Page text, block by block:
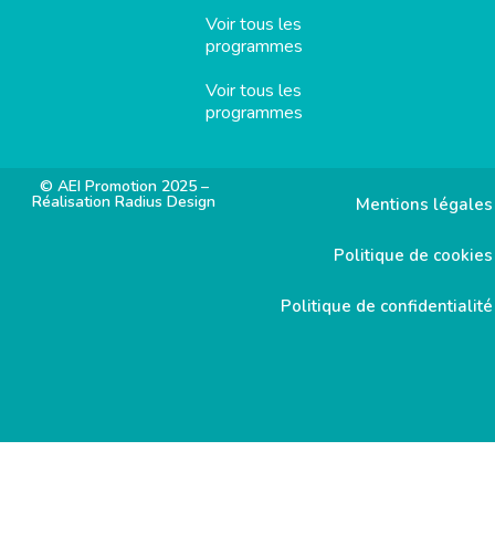
Voir tous les
programmes
Voir tous les
programmes
© AEI Promotion 2025 –
Réalisation Radius Design Mentions légales
Politique de cookies
Politique de confidentialité